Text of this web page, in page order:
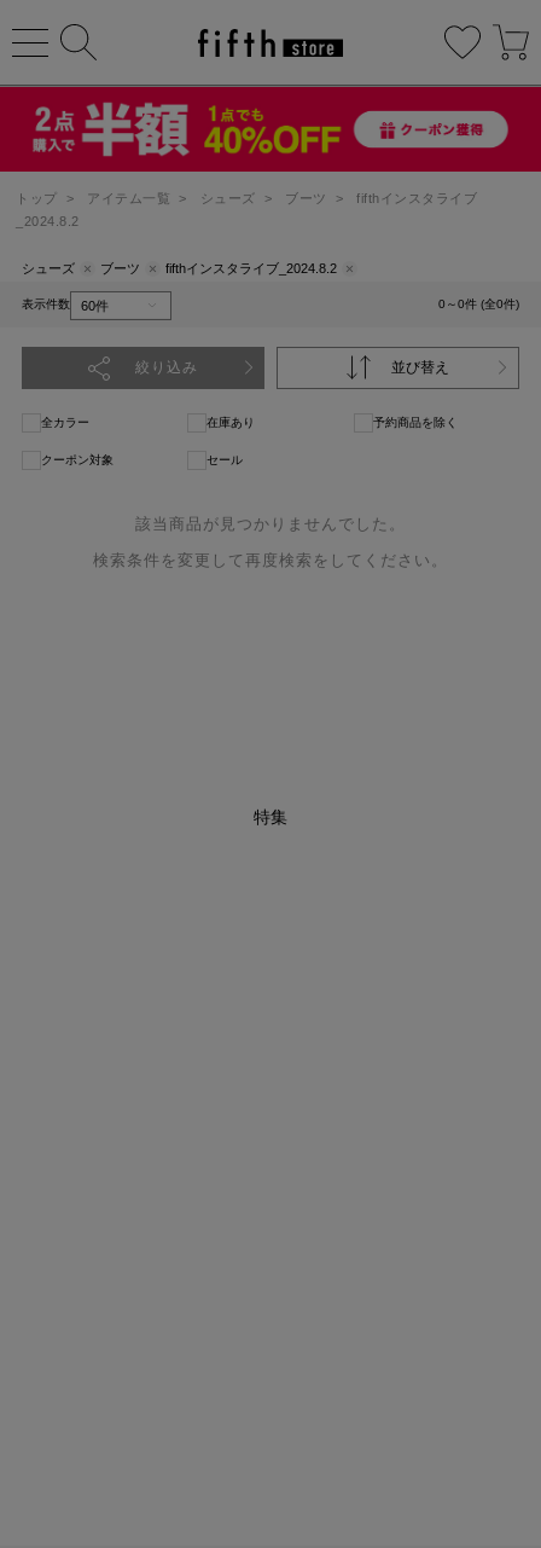
トップ > アイテム一覧 > シューズ > ブーツ >
fifthインスタライブ
_2024.8.2
シューズ ブーツ fifthインスタライブ_2024.8.2
表示件数 0～0件 (全0件)
絞り込み 並び替え
全カラー 在庫あり 予約商品を除く
クーポン対象 セール
該当商品が見つかりませんでした。
検索条件を変更して再度検索をしてください。
特集